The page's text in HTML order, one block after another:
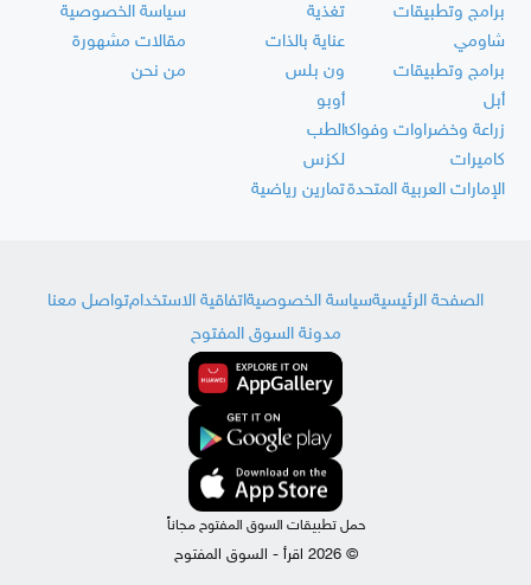
برامج وتطبيقات
تغذية
شاومي
عناية بالذات
برامج وتطبيقات
ون بلس
أبل
أوبو
زراعة وخضراوات وفواكهالطب
كاميرات
لكزس
الإمارات العربية المتحدةتمارين رياضية
سياسة الخصوصية
مقالات مشهورة
من نحن
الصفحة الرئيسيةسياسة الخصوصيةاتفاقية الاستخدامتواصل معنا
مدونة السوق المفتوح
حمل تطبيقات السوق المفتوح مجاناً
© 2026 اقرأ - السوق المفتوح